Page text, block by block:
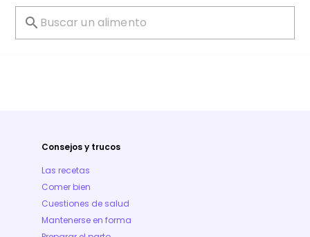
Consejos y trucos
Las recetas
Comer bien
Cuestiones de salud
Mantenerse en forma